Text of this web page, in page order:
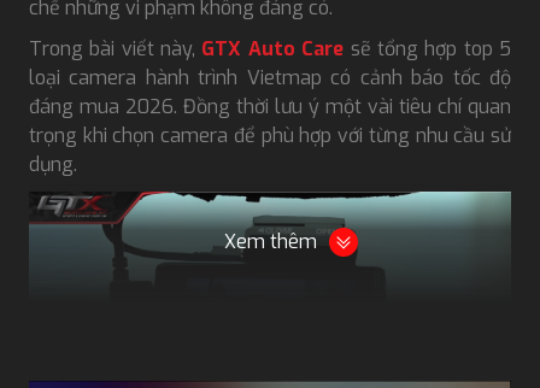
chế những vi phạm không đáng có.
Trong bài viết này, GTX Auto Care sẽ tổng hợp top 5
loại camera hành trình Vietmap có cảnh báo tốc độ
đáng mua 2026. Đồng thời lưu ý một vài tiêu chí quan
trọng khi chọn camera để phù hợp với từng nhu cầu sử
dụng.
Xem thêm